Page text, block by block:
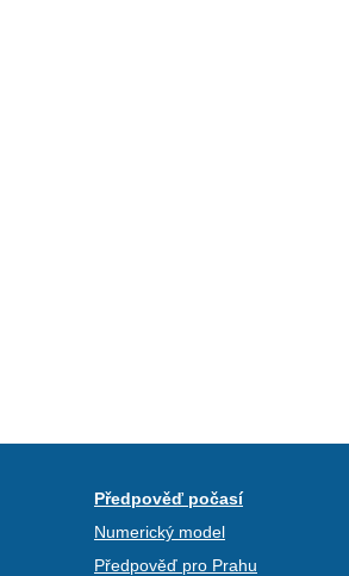
Předpověď počasí
Numerický model
Předpověď pro Prahu